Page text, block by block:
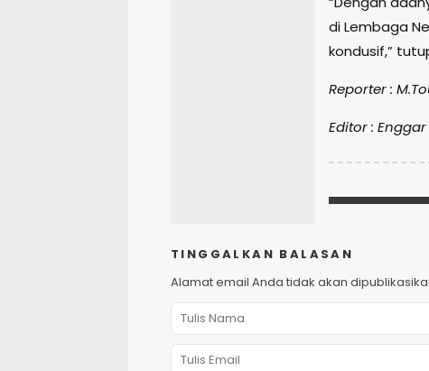
di Lembaga
kondusif,”
Reporter :
Editor : Enggar
TINGGALKAN BALASAN
Alamat email Anda tidak akan